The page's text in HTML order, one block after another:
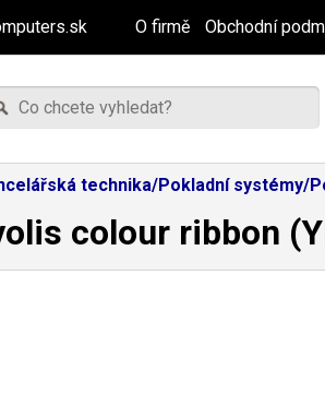
O firmě Obchodní
technika/Pokladní systémy/
colour ribbon